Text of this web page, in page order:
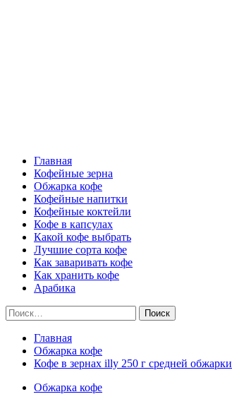
Главная
Кофейные зерна
Обжарка кофе
Кофейные напитки
Кофейные коктейли
Кофе в капсулах
Какой кофе выбрать
Лучшие сорта кофе
Как заваривать кофе
Как хранить кофе
Арабика
Найти:
Главная
Обжарка кофе
Кофе в зернах illy 250 г средней обжарки
Обжарка кофе